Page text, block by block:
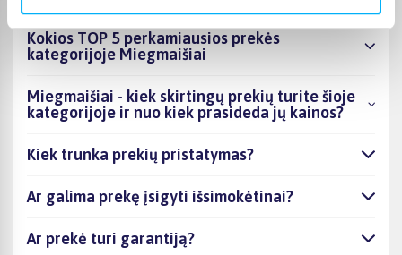
Kokios TOP 5 perkamiausios prekės
kategorijoje Miegmaišiai
Miegmaišiai - kiek skirtingų prekių turite šioje
kategorijoje ir nuo kiek prasideda jų kainos?
Kiek trunka prekių pristatymas?
Ar galima prekę įsigyti išsimokėtinai?
Ar prekė turi garantiją?